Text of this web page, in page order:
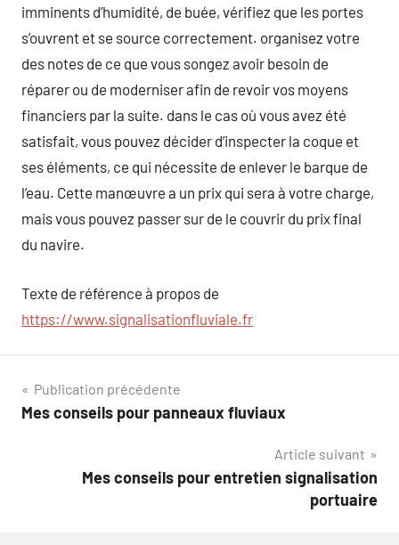
imminents d’humidité, de buée, vérifiez que les portes
s’ouvrent et se source correctement. organisez votre
des notes de ce que vous songez avoir besoin de
réparer ou de moderniser afin de revoir vos moyens
financiers par la suite. dans le cas où vous avez été
satisfait, vous pouvez décider d’inspecter la coque et
ses éléments, ce qui nécessite de enlever le barque de
l’eau. Cette manœuvre a un prix qui sera à votre charge,
mais vous pouvez passer sur de le couvrir du prix final
du navire.
Texte de référence à propos de
https://www.signalisationfluviale.fr
Navigation
de
Publication précédente
Mes conseils pour panneaux fluviaux
Article suivant
Mes conseils pour entretien signalisation
portuaire